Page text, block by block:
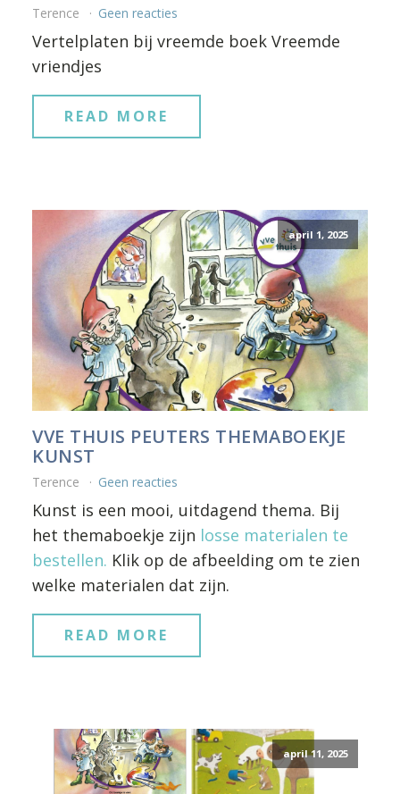
Terence Geen reacties
Vertelplaten bij vreemde boek Vreemde
vriendjes
READ MORE
april 1, 2025
VVE THUIS PEUTERS THEMABOEKJE
KUNST
Terence Geen reacties
Kunst is een mooi, uitdagend thema. Bij
het themaboekje zijn losse materialen te
bestellen. Klik op de afbeelding om te zien
welke materialen dat zijn.
READ MORE
april 11, 2025